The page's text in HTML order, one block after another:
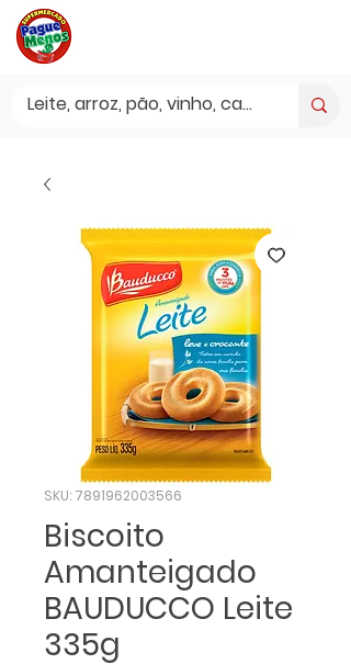
SKU: 7891962003566
Biscoito
Amanteigado
BAUDUCCO Leite
335g